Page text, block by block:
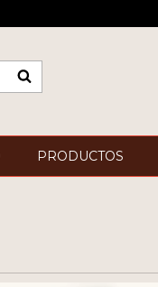
PRODUCTOS